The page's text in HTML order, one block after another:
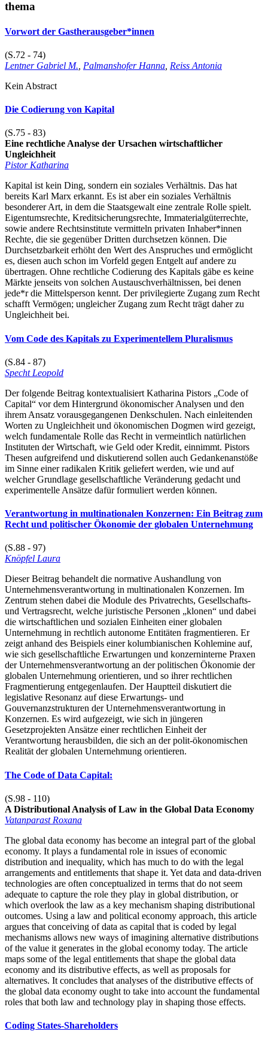
thema
Vorwort der Gastherausgeber*innen
(S.72 - 74)
Lentner Gabriel M. Palmanshofer Hanna Reiss Antonia
Kein Abstract
Die Codierung von Kapital
(S.75 - 83)
Eine rechtliche Analyse der Ursachen wirtschaftlicher
Ungleichheit
Pistor Katharina
Kapital ist kein Ding, sondern ein soziales Verhältnis. Das hat
bereits Karl Marx erkannt. Es ist aber ein soziales Verhältnis
besonderer Art, in dem die Staatsgewalt eine zentrale Rolle spielt.
Eigentumsrechte, Kreditsicherungsrechte, Immaterialgüterrechte,
sowie andere Rechtsinstitute vermitteln privaten Inhaber*innen
Rechte, die sie gegenüber Dritten durchsetzen können. Die
Durchsetzbarkeit erhöht den Wert des Anspruches und ermöglicht
es, diesen auch schon im Vorfeld gegen Entgelt auf andere zu
übertragen. Ohne rechtliche Codierung des Kapitals gäbe es keine
Märkte jenseits von solchen Austauschverhältnissen, bei denen
jede*r die Mittelsperson kennt. Der privilegierte Zugang zum Recht
schafft Vermögen; ungleicher Zugang zum Recht trägt daher zu
Ungleichheit bei.
Vom Code des Kapitals zu Experimentellem Pluralismus
(S.84 - 87)
Specht Leopold
Der folgende Beitrag kontextualisiert Katharina Pistors „Code of
Capital“ vor dem Hintergrund ökonomischer Analysen und den
ihrem Ansatz vorausgegangenen Denkschulen. Nach einleitenden
Worten zu Ungleichheit und ökonomischen Dogmen wird gezeigt,
welch fundamentale Rolle das Recht in vermeintlich natürlichen
Instituten der Wirtschaft, wie Geld oder Kredit, einnimmt. Pistors
Thesen aufgreifend und diskutierend sollen auch Gedankenanstöße
im Sinne einer radikalen Kritik geliefert werden, wie und auf
welcher Grundlage gesellschaftliche Veränderung gedacht und
experimentelle Ansätze dafür formuliert werden können.
Verantwortung in multinationalen Konzernen: Ein Beitrag zum
Recht und politischer Ökonomie der globalen Unternehmung
(S.88 - 97)
Knöpfel Laura
Dieser Beitrag behandelt die normative Aushandlung von
Unternehmensverantwortung in multinationalen Konzernen. Im
Zentrum stehen dabei die Module des Privatrechts, Gesellschafts-
und Vertragsrecht, welche juristische Personen „klonen“ und dabei
die wirtschaftlichen und sozialen Einheiten einer globalen
Unternehmung in rechtlich autonome Entitäten fragmentieren. Er
zeigt anhand des Beispiels einer kolumbianischen Kohlemine auf,
wie sich gesellschaftliche Erwartungen und konzerninterne Praxen
der Unternehmensverantwortung an der politischen Ökonomie der
globalen Unternehmung orientieren, und so ihrer rechtlichen
Fragmentierung entgegenlaufen. Der Hauptteil diskutiert die
legislative Resonanz auf diese Erwartungs- und
Gouvernanzstrukturen der Unternehmensverantwortung in
Konzernen. Es wird aufgezeigt, wie sich in jüngeren
Gesetzprojekten Ansätze einer rechtlichen Einheit der
Verantwortung herausbilden, die sich an der polit-ökonomischen
Realität der globalen Unternehmung orientieren.
The Code of Data Capital:
(S.98 - 110)
A Distributional Analysis of Law in the Global Data Economy
Vatanparast Roxana
The global data economy has become an integral part of the global
economy. It plays a fundamental role in issues of economic
distribution and inequality, which has much to do with the legal
arrangements and entitlements that shape it. Yet data and data-driven
technologies are often conceptualized in terms that do not seem
adequate to capture the role they play in global distribution, or
which overlook the law as a key mechanism shaping distributional
outcomes. Using a law and political economy approach, this article
argues that conceiving of data as capital that is coded by legal
mechanisms allows new ways of imagining alternative distributions
of the value it generates in the global economy today. The article
maps some of the legal entitlements that shape the global data
economy and its distributive effects, as well as proposals for
alternatives. It concludes that analyses of the distributive effects of
the global data economy ought to take into account the fundamental
roles that both law and technology play in shaping those effects.
Coding States-Shareholders